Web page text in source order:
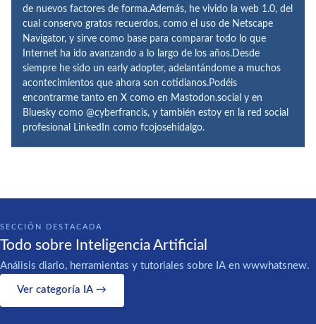
de nuevos factores de forma.Además, he vivido la web 1.0, del
cual conservo gratos recuerdos, como el uso de Netscape
Navigator, y sirve como base para comparar todo lo que
Internet ha ido avanzando a lo largo de los años.Desde
siempre he sido un early adopter, adelantándome a muchos
acontecimientos que ahora son cotidianos.Podéis
encontrarme tanto en X como en Mastodon.social y en
Bluesky como @cyberfrancis, y también estoy en la red social
profesional LinkedIn como fcojosehidalgo.
SECCIÓN DESTACADA
Todo sobre Inteligencia Artificial
Análisis diario, herramientas y tutoriales sobre IA en wwwhatsnew.
Ver categoría IA →